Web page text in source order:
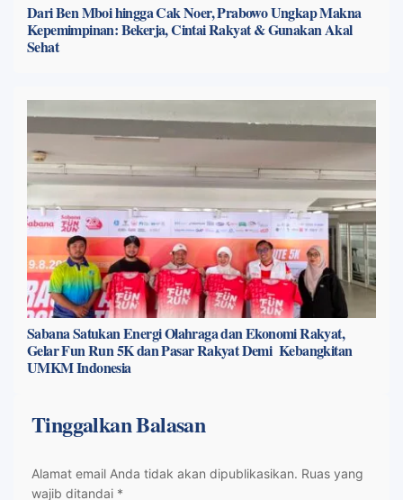
Dari Ben Mboi hingga Cak Noer, Prabowo Ungkap Makna
Kepemimpinan: Bekerja, Cintai Rakyat & Gunakan Akal
Sehat
Sabana Satukan Energi Olahraga dan Ekonomi Rakyat,
Gelar Fun Run 5K dan Pasar Rakyat Demi Kebangkitan
UMKM Indonesia
Tinggalkan Balasan
Alamat email Anda tidak akan dipublikasikan. Ruas yang
wajib ditandai *